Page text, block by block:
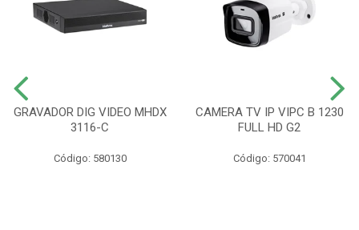
GRAVADOR DIG VIDEO MHDX
3116-C
Código: 580130
CAMERA TV IP VIPC B 1230
FULL HD G2
Código: 570041